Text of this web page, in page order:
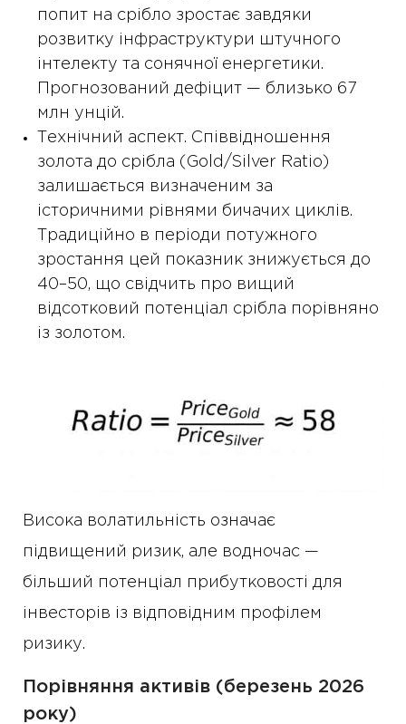
попит на срібло зростає завдяки
розвитку інфраструктури штучного
інтелекту та сонячної енергетики.
Прогнозований дефіцит — близько 67
млн унцій.
Технічний аспект. Співвідношення
золота до срібла (Gold/Silver Ratio)
залишається визначеним за
історичними рівнями бичачих циклів.
Традиційно в періоди потужного
зростання цей показник знижується до
40–50, що свідчить про вищий
відсотковий потенціал срібла порівняно
із золотом.
Висока волатильність означає
підвищений ризик, але водночас —
більший потенціал прибутковості для
інвесторів із відповідним профілем
ризику.
Порівняння активів (березень 2026
року)